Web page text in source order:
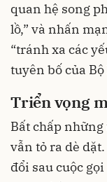
quan hệ song
lồ,” và nhấn
“tránh xa các
tuyên bố của
Triển vọng
Bất chấp
vẫn tỏ ra dè
đổi sau cuộc